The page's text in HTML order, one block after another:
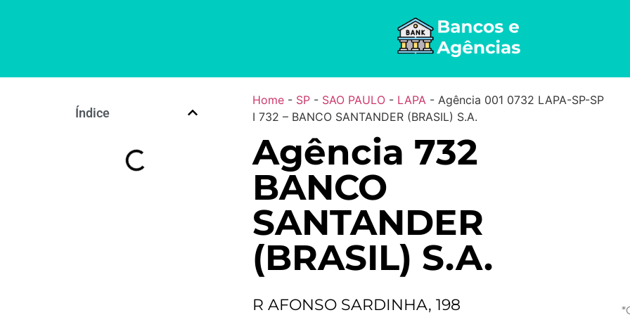
Índice
Home- SP- SAO PAULO- LAPA - Agência 001 0732 LAPA-SP-SP
I 732 – BANCO SANTANDER (BRASIL) S.A.
Agência 732
BANCO
SANTANDER
(BRASIL) S.A.
R AFONSO SARDINHA, 198